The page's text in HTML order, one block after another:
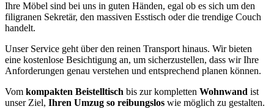
Ihre Möbel sind bei uns in guten Händen, egal ob es sich um den
filigranen Sekretär, den massiven Esstisch oder die trendige Couch
handelt.
Unser Service geht über den reinen Transport hinaus. Wir bieten
eine kostenlose Besichtigung an, um sicherzustellen, dass wir Ihre
Anforderungen genau verstehen und entsprechend planen können.
Vom kompakten Beistelltisch bis zur kompletten Wohnwand ist
unser Ziel, Ihren Umzug so reibungslos wie möglich zu gestalten.